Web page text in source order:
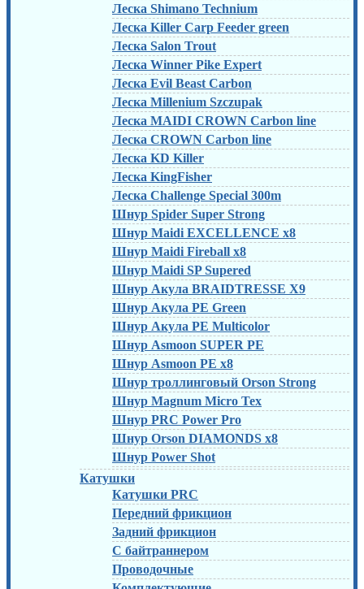
Леска Shimano Technium
Леска Killer Carp Feeder green
Леска Salon Trout
Леска Winner Pike Expert
Леска Evil Beast Carbon
Леска Millenium Szczupak
Леска MAIDI CROWN Carbon line
Леска CROWN Carbon line
Леска KD Killer
Леска KingFisher
Леска Challenge Special 300m
Шнур Spider Super Strong
Шнур Maidi EXCELLENCE x8
Шнур Maidi Fireball x8
Шнур Maidi SP Supered
Шнур Акула BRAIDTRESSE X9
Шнур Акула PE Green
Шнур Акула PE Multicolor
Шнур Asmoon SUPER PE
Шнур Asmoon PE x8
Шнур троллинговый Orson Strong
Шнур Magnum Micro Tex
Шнур PRC Power Pro
Шнур Orson DIAMONDS x8
Шнур Power Shot
Катушки
Катушки PRC
Передний фрикцион
Задний фрикцион
С байтраннером
Проводочные